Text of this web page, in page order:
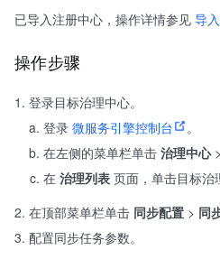
已导入注册中心，操作详情参见 导
操作步骤
登录目标治理中心。
登录 微服务引擎控制台
。
在左侧的菜单栏单击 治理中心>
在 治理列表 页面，单击目标治
在顶部菜单栏单击 同步配置 > 同
配置同步任务参数。